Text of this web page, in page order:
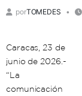
porTOMEDES
Caracas, 23 de
junio de 2026.-
“La
comunicación